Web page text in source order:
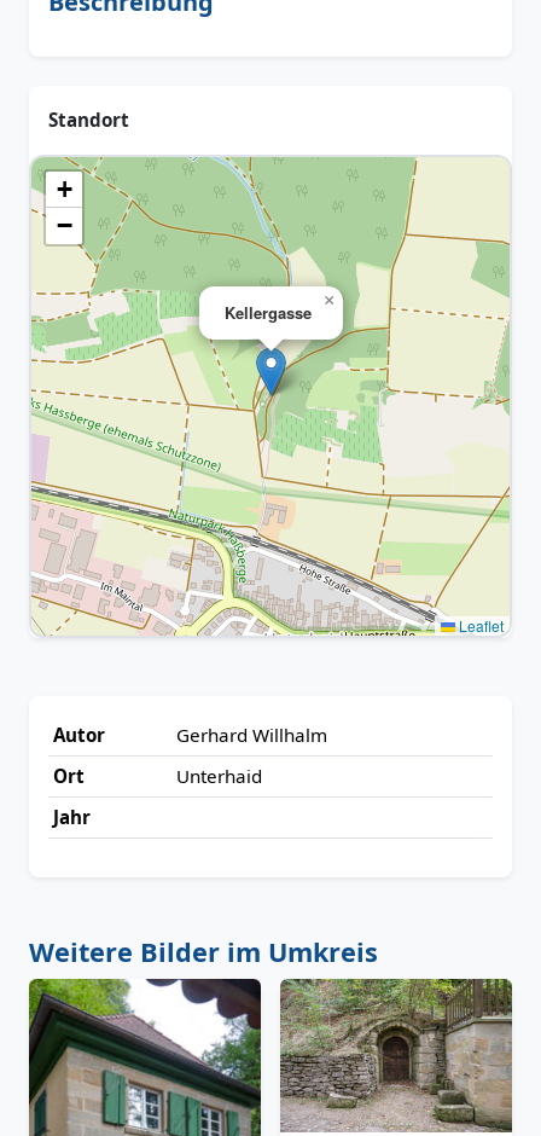
Standort
Kellergasse
×
+
−
Leaflet
Autor
Gerhard Willhalm
Ort
Unterhaid
Jahr
Weitere Bilder im Umkreis